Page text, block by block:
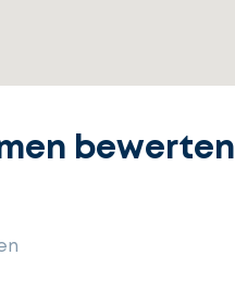
bewerten